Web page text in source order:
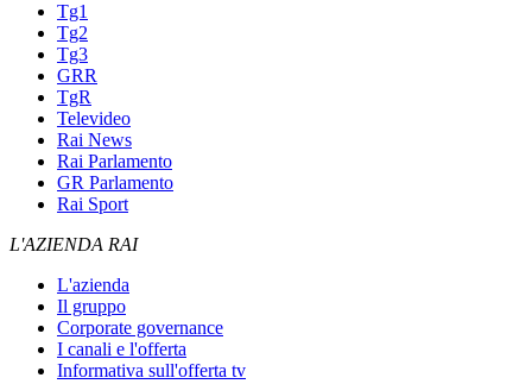
Tg1
Tg2
Tg3
GRR
TgR
Televideo
Rai News
Rai Parlamento
GR Parlamento
Rai Sport
L'AZIENDA RAI
L'azienda
Il gruppo
Corporate governance
I canali e l'offerta
Informativa sull'offerta tv